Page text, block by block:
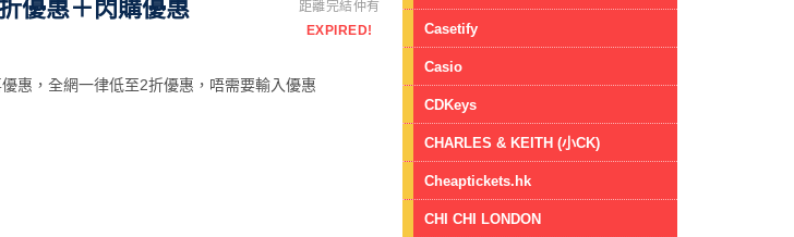
優惠＋閃購優惠
惠，全網一律低至2折優惠，唔需要輸入優惠
距離完結仲有
EXPIRED!
Casetify
Casio
CDKeys
CHARLES & KEITH (小CK)
Cheaptickets.hk
CHI CHI LONDON